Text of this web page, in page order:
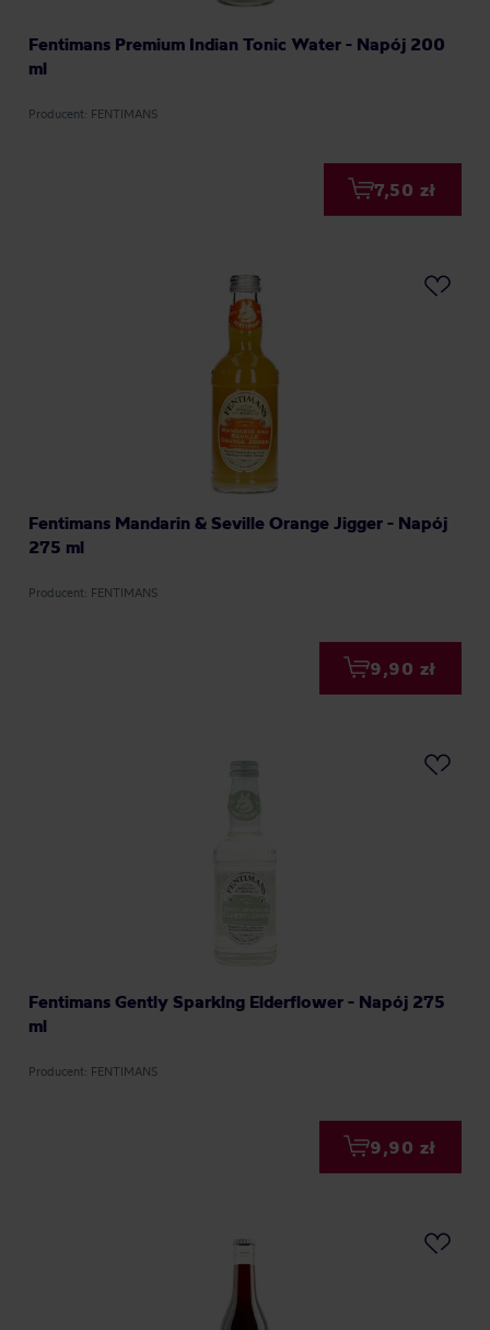
Fentimans Premium Indian Tonic Water - Napój 200
ml
Producent: FENTIMANS
7,50 zł
Fentimans Mandarin & Seville Orange Jigger - Napój
275 ml
Producent: FENTIMANS
9,90 zł
Fentimans Gently Sparklng Elderflower - Napój 275
ml
Producent: FENTIMANS
9,90 zł